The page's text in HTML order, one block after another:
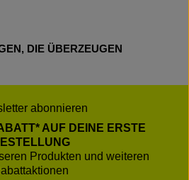
DIE ÜBERZEUGEN
abonnieren
AUF DEINE ERSTE
Produkten und weiteren